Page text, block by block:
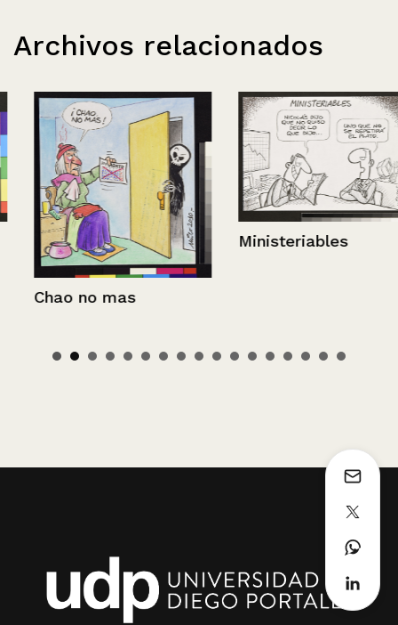
Archivos relacionados
Chao no mas
Ministeriables